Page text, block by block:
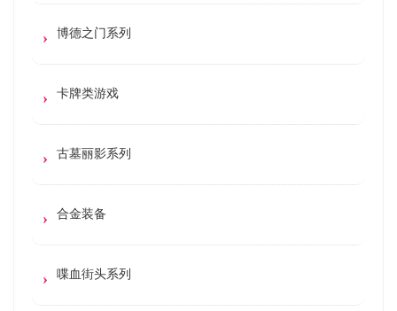
博德之门系列
卡牌类游戏
古墓丽影系列
合金装备
喋血街头系列